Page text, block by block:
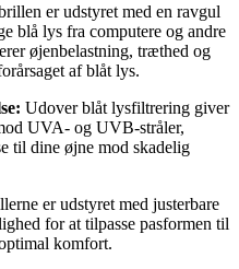
er udstyret med en ravgul
blå lys fra computere og andre
øjenbelastning, træthed og
af blåt lys.
Udover blåt lysfiltrering giver
UVA- og UVB-stråler,
til dine øjne mod skadelig
er udstyret med justerbare
for at tilpasse pasformen til
komfort.